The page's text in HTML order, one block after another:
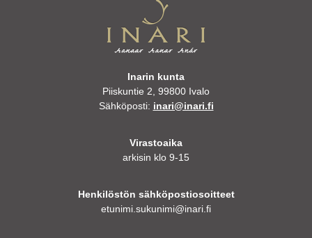
Inarin kunta
Piiskuntie 2, 99800 Ivalo
Sähköposti: inari@inari.fi
Virastoaika
arkisin klo 9-15
Henkilöstön sähköpostiosoitteet
etunimi.sukunimi@inari.fi